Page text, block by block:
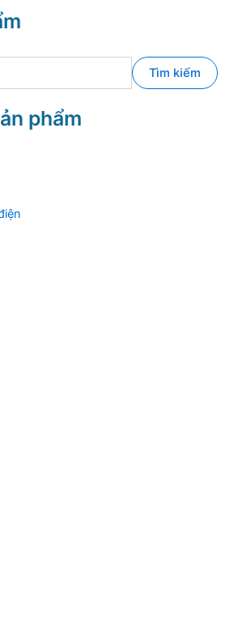
Tìm kiếm
phẩm